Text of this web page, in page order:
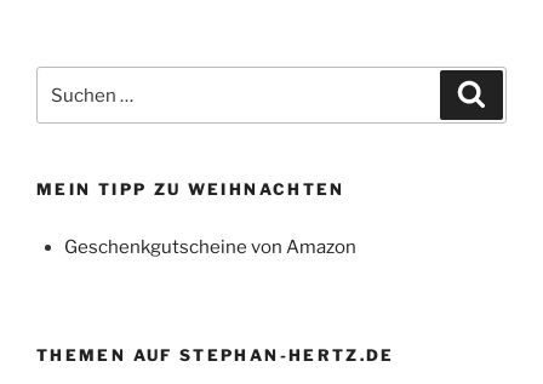
nach:
MEIN TIPP ZU WEIHNACHTEN
Geschenkgutscheine von Amazon
THEMEN AUF STEPHAN-HERTZ.DE